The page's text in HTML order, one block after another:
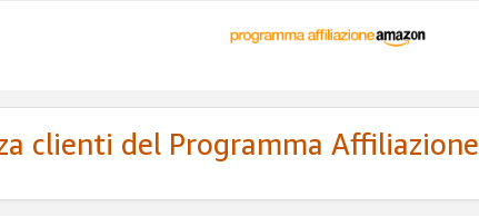
clienti del Programma Affiliazione